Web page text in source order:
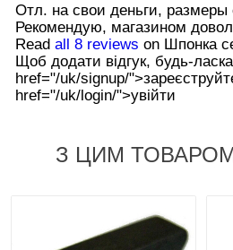
Отл. на свои деньги, размеры
Рекомендую, магазином
Read all 8 reviews on Шпонка
Щоб додати відгук, будь-
href="/uk/signup/
href="/uk/login/">увійти
З ЦИМ